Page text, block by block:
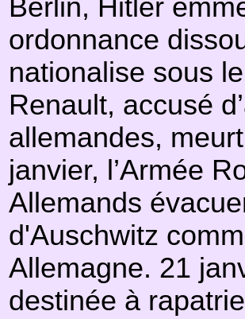
Berlin, Hitler
ordonnance
nationalise sous
Renault, accusé
allemandes,
janvier, l’Armée
Allemands
d'Auschwitz
Allemagne. 21
destinée à